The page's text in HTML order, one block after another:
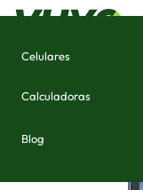
Celulares
Calculadoras
Blog